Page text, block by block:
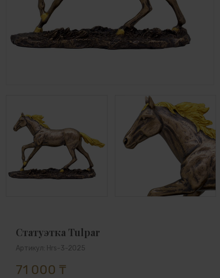
Статуэтка Tulpar
Артикул: Hrs-3-2025
71 000 ₸